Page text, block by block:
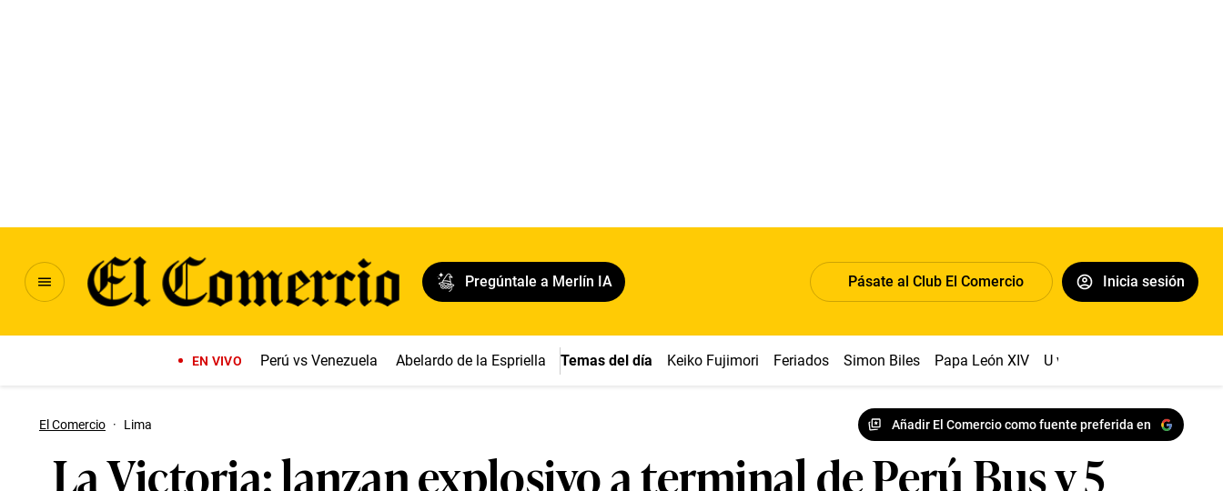
Pregúntale a Merlín IA Pásate al Club El Comercio Inicia sesión
EN VIVO Perú vs Venezuela Abelardo de la Espriella Temas del día Keiko Fujimori Feriados Simon Biles Papa León XIV U vs Cristal
El Comercio · Lima Añadir El Comercio como fuente preferida en
La Victoria: lanzan explosivo a terminal de Perú Bus y 5